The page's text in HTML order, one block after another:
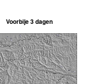
Voorbije 3 dagen